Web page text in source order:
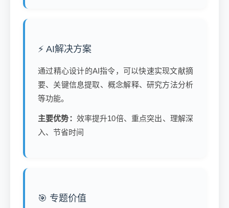
⚡ AI解决方案
通过精心设计的AI指令，可以快速实现文献摘
要、关键信息提取、概念解释、研究方法分析
等功能。
主要优势： 效率提升10倍、重点突出、理解深
入、节省时间
🎯 专题价值